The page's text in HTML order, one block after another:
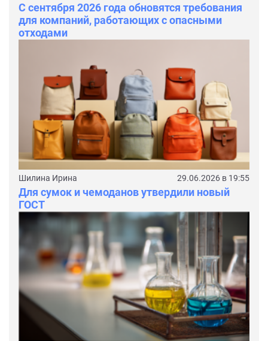
С сентября 2026 года обновятся требования
для компаний, работающих с опасными
отходами
Шилина Ирина 29.06.2026 в 19:55
Для сумок и чемоданов утвердили новый
ГОСТ